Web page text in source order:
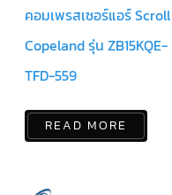
ปา
ซิ
เตอร์
ปา
ซิ
เตอร์
มอเตอร์
คอมเพรสเซอร์แอร์ Scroll
Copeland รุ่น ZB15KQE-
TFD-559
READ MORE